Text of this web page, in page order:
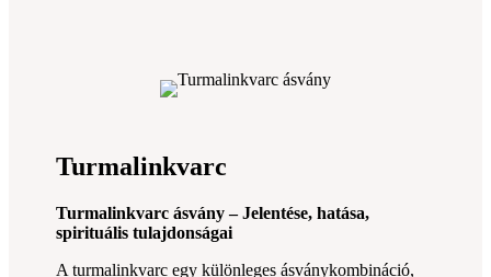
Turmalinkvarc
Turmalinkvarc ásvány – Jelentése, hatása,
spirituális tulajdonságai
A turmalinkvarc egy különleges ásványkombináció,